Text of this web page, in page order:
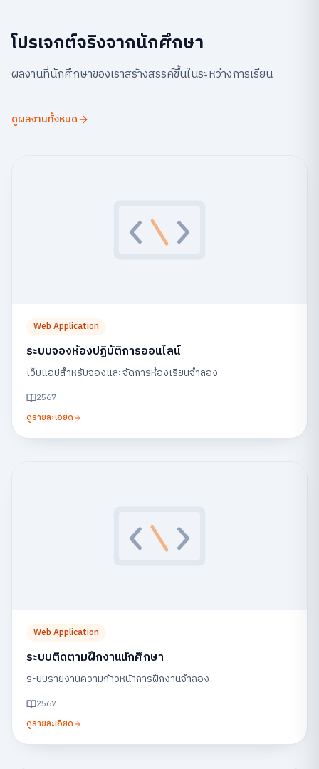
โปรเจกต์จริงจากนักศึกษา
ผลงานที่นักศึกษาของเราสร้างสรรค์ขึ้นในระหว่างการเรียน
ดูผลงานทั้งหมด
Web Application
ระบบจองห้องปฏิบัติการออนไลน์
เว็บแอปสำหรับจองและจัดการห้องเรียนจำลอง
2567
ดูรายละเอียด
Web Application
ระบบติดตามฝึกงานนักศึกษา
ระบบรายงานความก้าวหน้าการฝึกงานจำลอง
2567
ดูรายละเอียด